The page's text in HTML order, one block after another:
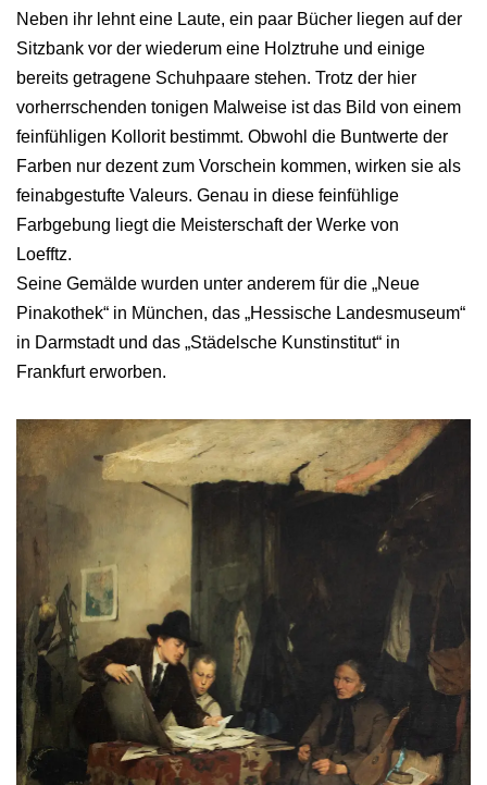
Neben ihr lehnt eine Laute, ein paar Bücher liegen auf der
Sitzbank vor der wiederum eine Holztruhe und einige
bereits getragene Schuhpaare stehen. Trotz der hier
vorherrschenden tonigen Malweise ist das Bild von einem
feinfühligen Kollorit bestimmt. Obwohl die Buntwerte der
Farben nur dezent zum Vorschein kommen, wirken sie als
feinabgestufte Valeurs. Genau in diese feinfühlige
Farbgebung liegt die Meisterschaft der Werke von
Loefftz.
Seine Gemälde wurden unter anderem für die „Neue
Pinakothek“ in München, das „Hessische Landesmuseum“
in Darmstadt und das „Städelsche Kunstinstitut“ in
Frankfurt erworben.